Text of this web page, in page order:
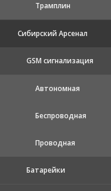
Трамплин
Сибирский Арсенал
GSM сигнализация
Автономная
Беспроводная
Проводная
Батарейки